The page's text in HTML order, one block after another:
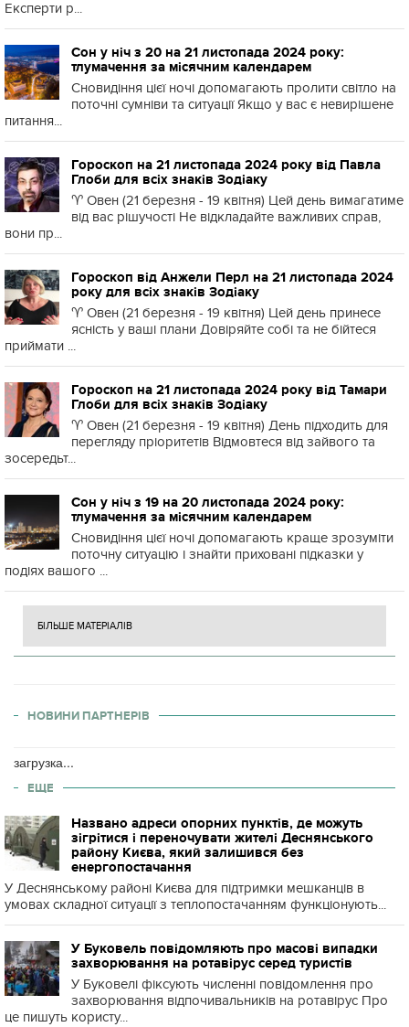
Експерти р...
Сон у ніч з 20 на 21 листопада 2024 року:
тлумачення за місячним календарем
Сновидіння цієї ночі допомагають пролити світло на
поточні сумніви та ситуації Якщо у вас є невирішене
питання...
Гороскоп на 21 листопада 2024 року від Павла
Глоби для всіх знаків Зодіаку
♈️ Овен (21 березня - 19 квітня) Цей день вимагатиме
від вас рішучості Не відкладайте важливих справ,
вони пр...
Гороскоп від Анжели Перл на 21 листопада 2024
року для всіх знаків Зодіаку
♈️ Овен (21 березня - 19 квітня) Цей день принесе
ясність у ваші плани Довіряйте собі та не бійтеся
приймати ...
Гороскоп на 21 листопада 2024 року від Тамари
Глоби для всіх знаків Зодіаку
♈️ Овен (21 березня - 19 квітня) День підходить для
перегляду пріоритетів Відмовтеся від зайвого та
зосередьт...
Сон у ніч з 19 на 20 листопада 2024 року:
тлумачення за місячним календарем
Сновидіння цієї ночі допомагають краще зрозуміти
поточну ситуацію і знайти приховані підказки у
подіях вашого ...
БІЛЬШЕ МАТЕРІАЛІВ
НОВИНИ ПАРТНЕРІВ
загрузка...
ЕЩЕ
Названо адреси опорних пунктів, де можуть
зігрітися і переночувати жителі Деснянського
району Києва, який залишився без
енергопостачання
У Деснянському районі Києва для підтримки мешканців в
умовах складної ситуації з теплопостачанням функціонують...
У Буковель повідомляють про масові випадки
захворювання на ротавірус серед туристів
У Буковелі фіксують численні повідомлення про
захворювання відпочивальників на ротавірус Про
це пишуть користу...